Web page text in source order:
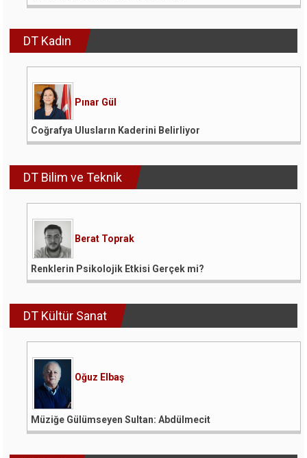
DT Kadın
Pınar Gül
Coğrafya Ulusların Kaderini Belirliyor
DT Bilim ve Teknik
Berat Toprak
Renklerin Psikolojik Etkisi Gerçek mi?
DT Kültür Sanat
Oğuz Elbaş
Müziğe Gülümseyen Sultan: Abdülmecit